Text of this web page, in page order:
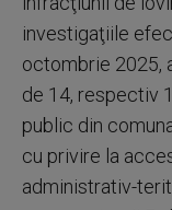
investigaţiile
octombrie 2025,
de 14, respectiv
public din
cu privire la
administrativ-